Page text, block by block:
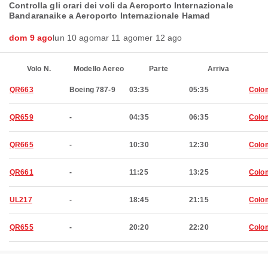
Controlla gli orari dei voli da Aeroporto Internazionale
Bandaranaike a Aeroporto Internazionale Hamad
dom 9 agolun 10 agomar 11 agomer 12 ago
Volo N. Modello Aereo Parte Arriva
QR663 Boeing 787-9 03:35 05:35
QR659 - 04:35 06:35
QR665 - 10:30 12:30
QR661 - 11:25 13:25
UL217 - 18:45 21:15
QR655 - 20:20 22:20